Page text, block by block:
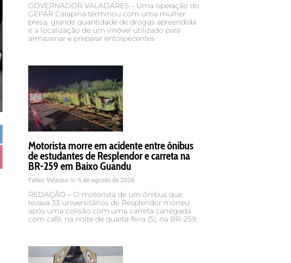
GOVERNADOR VALADARES – Uma operação do
GEPAR Carapina terminou com uma mulher
presa, grande quantidade de drogas apreendida
e a localização de um imóvel utilizado para
armazenar e preparar entorpecentes
Motorista morre em acidente entre ônibus
de estudantes de Resplendor e carreta na
BR-259 em Baixo Guandu
Fabio Velame 6 de agosto de 2026
REDAÇÃO – O motorista de um ônibus que
levava 33 universitários de Resplendor morreu
após uma colisão com uma carreta carregada
com café, na noite de quarta-feira (5), na BR-259,